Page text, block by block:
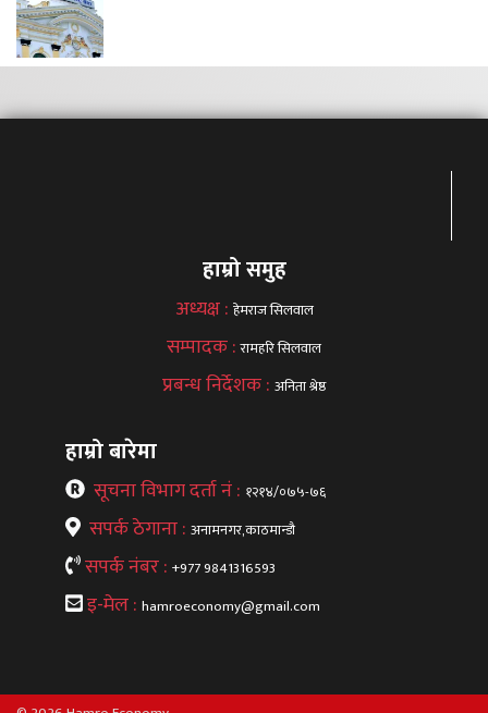
हाम्रो समुह
अध्यक्ष : हेमराज सिलवाल
सम्पादक :रामहरि सिलवाल
प्रबन्ध निर्देशक : अनिता श्रेष्ठ
हाम्रो बारेमा
सूचना विभाग दर्ता नं : १२१४/०७५-७६
सपर्क ठेगाना : अनामनगर,काठमान्डौ
सपर्क नंबर : +977 9841316593
इ-मेल : hamroeconomy@gmail.com